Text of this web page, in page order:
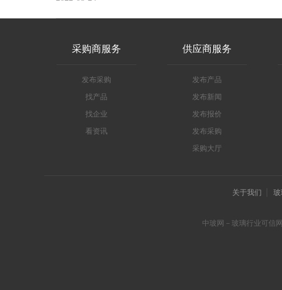
采购商服务
发布采购
找产品
找企业
看资讯
供应商服务
发布产品
发布新闻
发布报价
发布采购
采购大厅
关于我们 玻
中玻网－玻璃行业可信